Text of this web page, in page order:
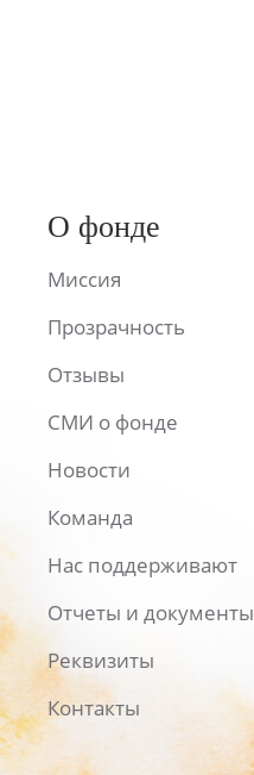
О фонде
Миссия
Прозрачность
Отзывы
СМИ о фонде
Новости
Команда
Нас поддерживают
Отчеты и документы
Реквизиты
Контакты